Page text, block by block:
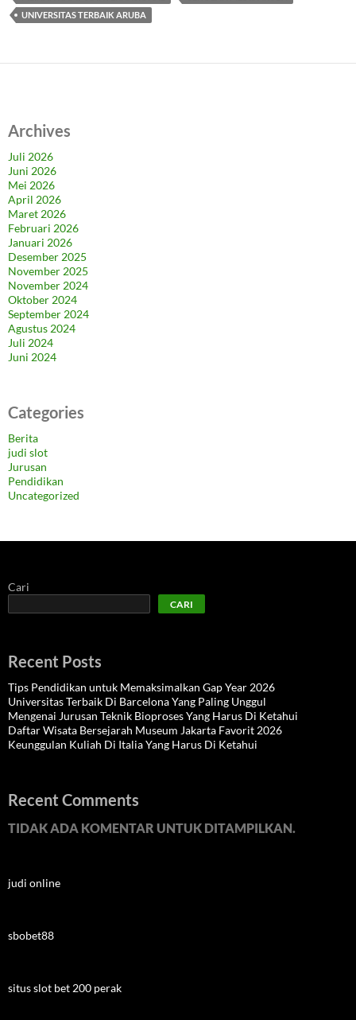
UNIVERSITAS TERBAIK ARUBA
Archives
Juli 2026
Juni 2026
Mei 2026
April 2026
Maret 2026
Februari 2026
Januari 2026
Desember 2025
November 2025
November 2024
Oktober 2024
September 2024
Agustus 2024
Juli 2024
Juni 2024
Categories
Berita
judi slot
Jurusan
Pendidikan
Uncategorized
Cari
CARI
Recent Posts
Tips Pendidikan untuk Memaksimalkan Gap Year 2026
Universitas Terbaik Di Barcelona Yang Paling Unggul
Mengenai Jurusan Teknik Bioproses Yang Harus Di Ketahui
Daftar Wisata Bersejarah Museum Jakarta Favorit 2026
Keunggulan Kuliah Di Italia Yang Harus Di Ketahui
Recent Comments
TIDAK ADA KOMENTAR UNTUK DITAMPILKAN.
judi online
sbobet88
situs slot bet 200 perak